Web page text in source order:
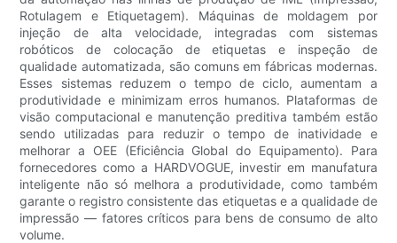
Rotulagem e Etiquetagem). Máquinas de moldagem por
injeção de alta velocidade, integradas com sistemas
robóticos de colocação de etiquetas e inspeção de
qualidade automatizada, são comuns em fábricas modernas.
Esses sistemas reduzem o tempo de ciclo, aumentam a
produtividade e minimizam erros humanos. Plataformas de
visão computacional e manutenção preditiva também estão
sendo utilizadas para reduzir o tempo de inatividade e
melhorar a OEE (Eficiência Global do Equipamento). Para
fornecedores como a HARDVOGUE, investir em manufatura
inteligente não só melhora a produtividade, como também
garante o registro consistente das etiquetas e a qualidade de
impressão — fatores críticos para bens de consumo de alto
volume.